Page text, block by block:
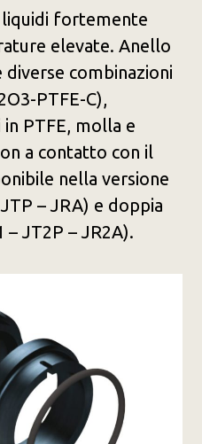
liquidi fortemente
elevate. Anello
combinazioni
PTFE-C),
PTFE, molla e
a contatto con il
nella versione
– JRA) e doppia
– JT2P – JR2A).